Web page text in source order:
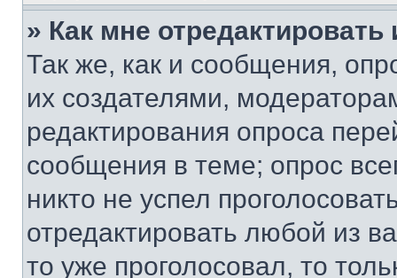
» Как мне
Так же, как и сообщения,
их создателями,
редактирования опроса
сообщения в теме; опрос
никто не успел
отредактировать любой из
то уже проголосовал, то